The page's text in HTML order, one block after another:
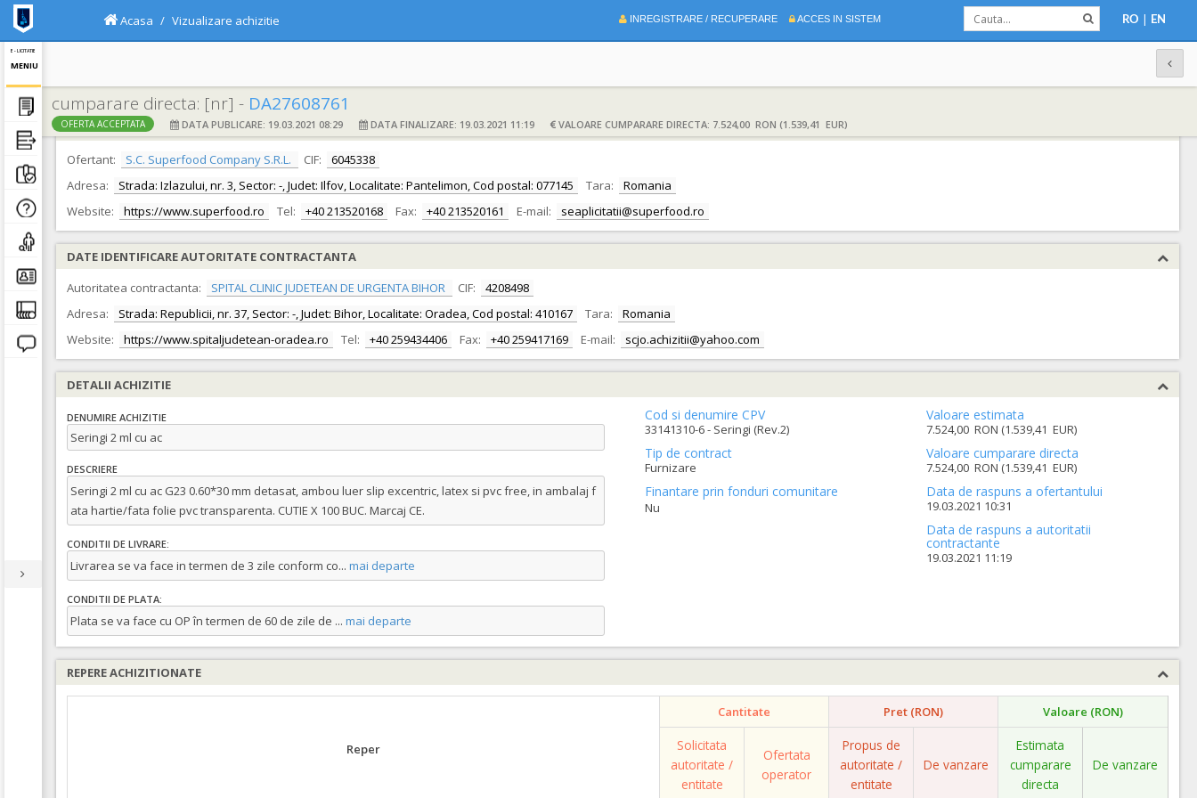
E - LICITATIE
MENIU
INREGISTRARE / RECUPERARE ACCES IN SISTEM RO | EN
Acasa Vizualizare achizitie
cumparare directa: [nr] - DA27608761
OFERTA ACCEPTATA DATA PUBLICARE: 19.03.2021 08:29 DATA FINALIZARE: 19.03.2021 11:19 VALOARE CUMPARARE DIRECTA: 7.524,00 RON (1.539,41 EUR)
DATE IDENTIFICARE OFERTANT
Ofertant:
S.C. Superfood Company S.R.L. CIF:
6045338
Adresa:
Strada: Izlazului, nr. 3, Sector: -, Judet: Ilfov, Localitate: Pantelimon, Cod postal: 077145 Tara:
Romania
Website:
https://www.superfood.ro Tel: +40 213520168 Fax: +40 213520161 E-mail: seaplicitatii@superfood.ro
DATE IDENTIFICARE AUTORITATE CONTRACTANTA
Autoritatea contractanta:
SPITAL CLINIC JUDETEAN DE URGENTA BIHOR CIF:
4208498
Adresa:
Strada: Republicii, nr. 37, Sector: -, Judet: Bihor, Localitate: Oradea, Cod postal: 410167 Tara:
Romania
Website:
https://www.spitaljudetean-oradea.ro Tel: +40 259434406 Fax: +40 259417169 E-mail: scjo.achizitii@yahoo.com
DETALII ACHIZITIE
DENUMIRE ACHIZITIE
Seringi 2 ml cu ac
DESCRIERE
Seringi 2 ml cu ac G23 0.60*30 mm detasat, ambou luer slip excentric, latex si pvc free, in ambalaj f
ata hartie/fata folie pvc transparenta. CUTIE X 100 BUC. Marcaj CE.
CONDITII DE LIVRARE:
Livrarea se va face in termen de 3 zile conform co... mai departe
CONDITII DE PLATA:
Plata se va face cu OP în termen de 60 de zile de ... mai departe
Cod si denumire CPV
33141310-6 - Seringi (Rev.2)
Tip de contract
Furnizare
Finantare prin fonduri comunitare
Nu
Valoare estimata
7.524,00 RON (1.539,41 EUR)
Valoare cumparare directa
7.524,00 RON (1.539,41 EUR)
Data de raspuns a ofertantului
19.03.2021 10:31
Data de raspuns a autoritatii
contractante
19.03.2021 11:19
REPERE ACHIZITIONATE
Reper
Cantitate Pret (RON) Valoare (RON)
Solicitata
autoritate /
entitate
Ofertata
operator
Propus de
autoritate /
entitate
De vanzare
Estimata
cumparare
directa
De vanzare